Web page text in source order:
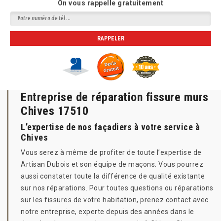
On vous rappelle gratuitement
Entreprise de réparation fissure murs
Chives 17510
L’expertise de nos façadiers à votre service à
Chives
Vous serez à même de profiter de toute l’expertise de
Artisan Dubois et son équipe de maçons. Vous pourrez
aussi constater toute la différence de qualité existante
sur nos réparations. Pour toutes questions ou réparations
sur les fissures de votre habitation, prenez contact avec
notre entreprise, experte depuis des années dans le